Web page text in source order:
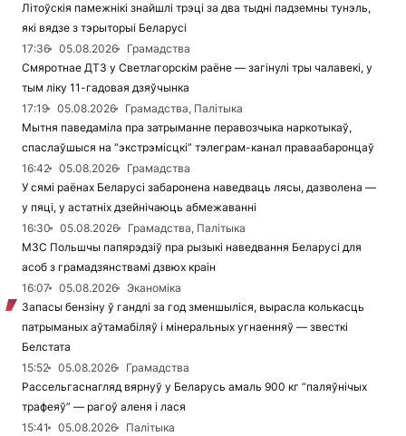
Літоўскія памежнікі знайшлі трэці за два тыдні падземны тунэль,
які вядзе з тэрыторыі Беларусі
17:36
05.08.2026
Грамадства
Смяротнае ДТЗ у Светлагорскім раёне — загінулі тры чалавекі, у
тым ліку 11-гадовая дзяўчынка
17:19
05.08.2026
Грамадства, Палітыка
Мытня паведаміла пра затрыманне перавозчыка наркотыкаў,
спаслаўшыся на “экстрэмісцкі” тэлеграм-канал праваабаронцаў
16:42
05.08.2026
Грамадства
У сямі раёнах Беларусі забаронена наведваць лясы, дазволена —
у пяці, у астатніх дзейнічаюць абмежаванні
16:30
05.08.2026
Грамадства, Палітыка
МЗС Польшчы папярэдзіў пра рызыкі наведвання Беларусі для
асоб з грамадзянствамі дзвюх краін
16:07
05.08.2026
Эканоміка
Запасы бензіну ў гандлі за год зменшыліся, вырасла колькасць
патрыманых аўтамабіляў і мінеральных угнаенняў — звесткі
Белстата
15:52
05.08.2026
Грамадства
Рассельгаснагляд вярнуў у Беларусь амаль 900 кг “паляўнічых
трафеяў” — рагоў аленя і лася
15:41
05.08.2026
Палітыка